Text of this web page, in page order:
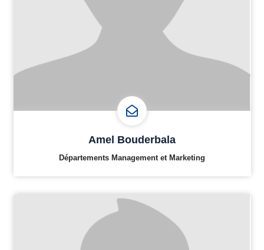
Amel Bouderbala
Départements Management et Marketing